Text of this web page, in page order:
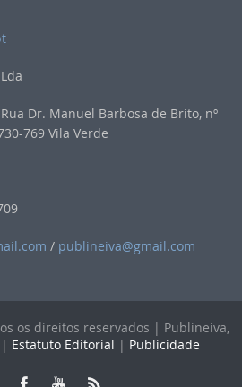
Rua Dr. Manuel Barbosa de Brito, nº
769 Vila Verde
/ publineiva@gmail.com
os direitos reservados | Publineiva,
| Estatuto Editorial | Publicidade